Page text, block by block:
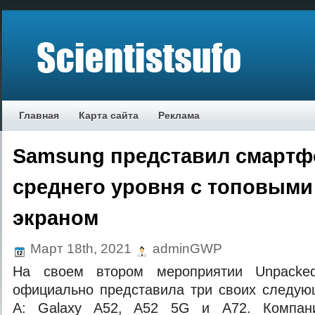
Главная Карта сайта Реклама
Samsung представил
среднего уровня с
экраном
Март 18th, 2021 adminGWP
На своем втором мероприятии
официально представила три своих
A: Galaxy A52, A52 5G и A72.